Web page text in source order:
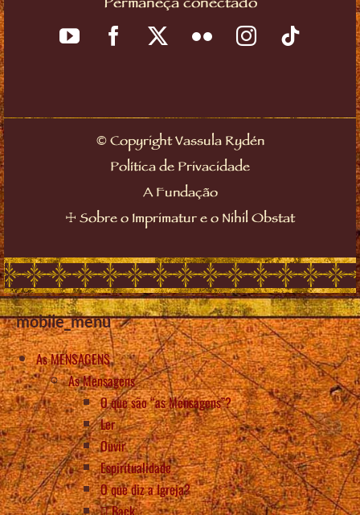
Permaneça conectado
©Copyright Vassula Rydén
Política de Privacidade
A Fundação
☩ Sobre o Imprimatur e o Nihil Obstat
mobile_menu
As MENSAGENS
As Mensagens
O que são “as Mensagens”?
Ler
Ouvir
Espiritualidade
O que diz a Igreja?
Back